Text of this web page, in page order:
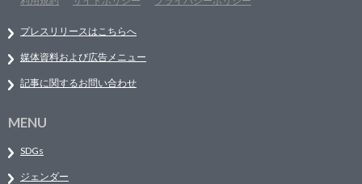
プレスリリースはこちらへ
媒体資料および広告メニュー
記事に関するお問い合わせ
MENU
SDGs
ジェンダー